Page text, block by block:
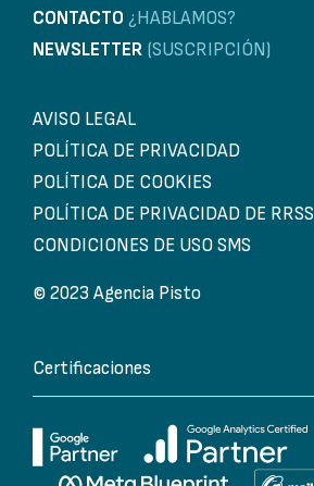
CONTACTO ¿HABLAMOS?
NEWSLETTER (SUSCRIPCIÓN)
AVISO LEGAL
POLÍTICA DE PRIVACIDAD
POLÍTICA DE COOKIES
POLÍTICA DE PRIVACIDAD DE RRSS
CONDICIONES DE USO SMS
© 2023 Agencia Pisto
Certificaciones